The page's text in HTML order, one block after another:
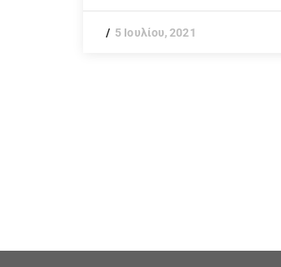
5 Ιουλίου, 2021